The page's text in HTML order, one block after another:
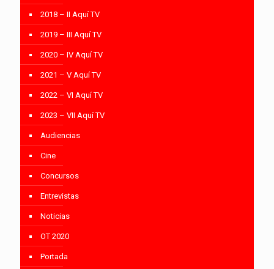
2018 – II Aquí TV
2019 – III Aquí TV
2020 – IV Aquí TV
2021 – V Aquí TV
2022 – VI Aquí TV
2023 – VII Aquí TV
Audiencias
Cine
Concursos
Entrevistas
Noticias
OT 2020
Portada